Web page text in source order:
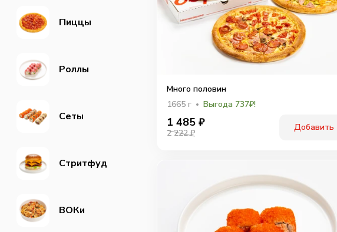
Пиццы
Роллы
Сеты
Стритфуд
ВОКи
Много половин
1665 г Выгода 737₽!
1 485 ₽
2 222 ₽
Добавить